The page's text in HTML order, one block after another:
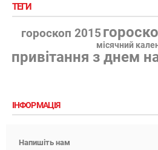
ТЕГИ
гороскоп 2015
місячний
привітання з днем
ІНФОРМАЦІЯ
Напишіть нам